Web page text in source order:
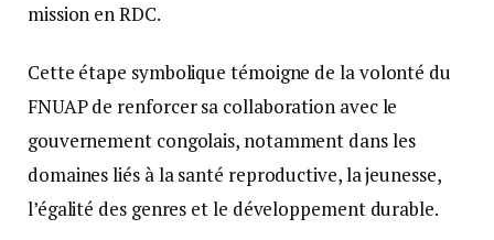
mission en RDC.
Cette étape symbolique témoigne de la volonté du
FNUAP de renforcer sa collaboration avec le
gouvernement congolais, notamment dans les
domaines liés à la santé reproductive, la jeunesse,
l’égalité des genres et le développement durable.